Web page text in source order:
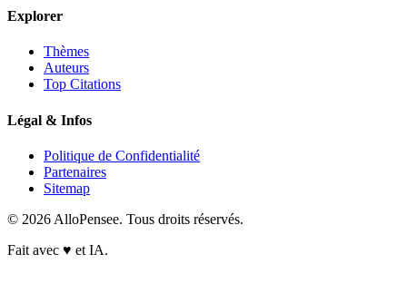
Explorer
Thèmes
Auteurs
Top Citations
Légal & Infos
Politique de Confidentialité
Partenaires
Sitemap
© 2026 AlloPensee. Tous droits réservés.
Fait avec ♥ et IA.